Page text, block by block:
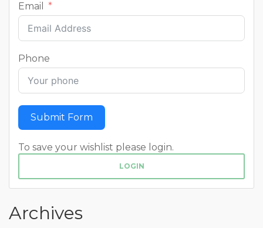
Email
Phone
Submit Form
To save your wishlist please login.
LOGIN
Archives